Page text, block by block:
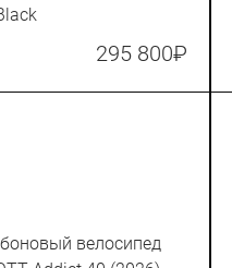
295 800₽